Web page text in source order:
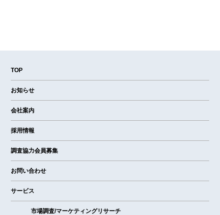
TOP
お知らせ
会社案内
採用情報
調査協力会員募集
お問い合わせ
サービス
市場調査/マーケティングリサーチ